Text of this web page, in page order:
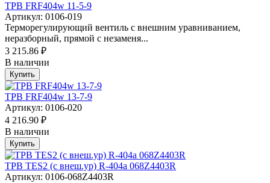
ТРВ FRF404w 11-5-9
Артикул: 0106-019
Терморегулирующий вентиль с внешним уравниванием,
неразборный, прямой с незаменя...
3 215.86 ₽
В наличии
Купить
ТРВ FRF404w 13-7-9
Артикул: 0106-020
4 216.90 ₽
В наличии
Купить
ТРВ TES2 (с внеш.ур) R-404a 068Z4403R
Артикул: 0106-068Z4403R